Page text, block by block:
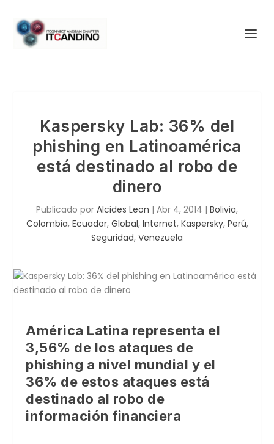
Kaspersky Lab: 36% del
phishing en Latinoamérica
está destinado al robo de
dinero
Publicado por Alcides Leon | Abr 4, 2014 | Bolivia,
Colombia, Ecuador, Global, Internet, Kaspersky, Perú,
Seguridad, Venezuela
América Latina representa el
3,56% de los ataques de
phishing a nivel mundial y el
36% de estos ataques está
destinado al robo de
información financiera